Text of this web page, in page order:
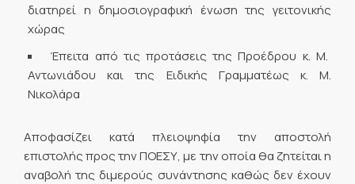
διατηρεί η δημοσιογραφική ένωση της γειτονικής
χώρας
Έπειτα από τις προτάσεις της Προέδρου κ. Μ.
Αντωνιάδου και της Ειδικής Γραμματέως κ. Μ.
Νικολάρα
Αποφασίζει κατά πλειοψηφία την αποστολή
επιστολής προς την ΠΟΕΣΥ, με την οποία θα ζητείται η
αναβολή της διμερούς συνάντησης καθώς δεν έχουν